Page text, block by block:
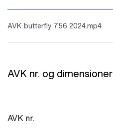
AVK butterfly 756 2024.mp4
AVK nr. og dimensioner
AVK nr.